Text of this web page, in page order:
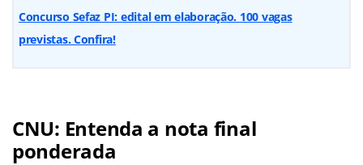
Concurso Sefaz PI: edital em elaboração. 100 vagas
previstas. Confira!
CNU: Entenda a nota final
ponderada